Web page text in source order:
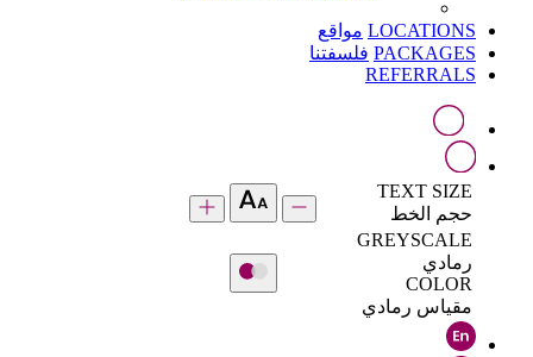
LOCATIONS مواقع
PACKAGES فلسفتنا
REFERRALS
TEXT SIZE
حجم الخط
GREYSCALE
رمادي
COLOR
مقياس رمادي